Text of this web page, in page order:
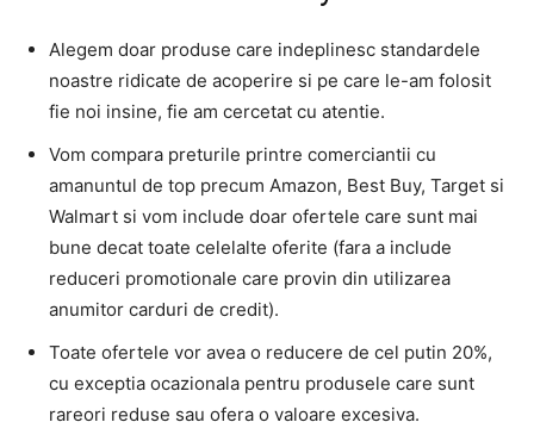
Alegem doar produse care indeplinesc standardele
noastre ridicate de acoperire si pe care le-am folosit
fie noi insine, fie am cercetat cu atentie.
Vom compara preturile printre comerciantii cu
amanuntul de top precum Amazon, Best Buy, Target si
Walmart si vom include doar ofertele care sunt mai
bune decat toate celelalte oferite (fara a include
reduceri promotionale care provin din utilizarea
anumitor carduri de credit).
Toate ofertele vor avea o reducere de cel putin 20%,
cu exceptia ocazionala pentru produsele care sunt
rareori reduse sau ofera o valoare excesiva.